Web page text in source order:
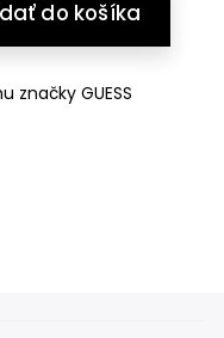
do košíka
značky GUESS